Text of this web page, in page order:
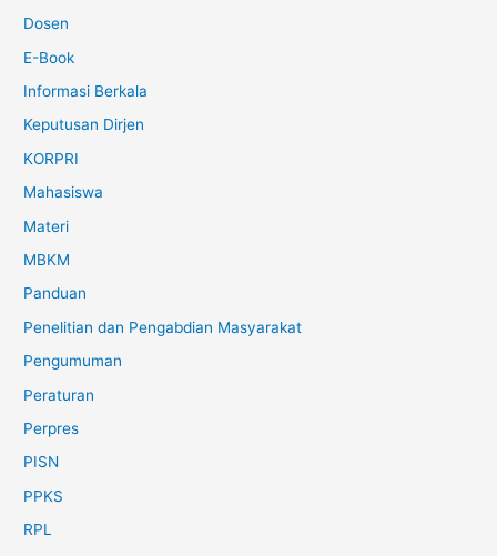
Dosen
E-Book
Informasi Berkala
Keputusan Dirjen
KORPRI
Mahasiswa
Materi
MBKM
Panduan
Penelitian dan Pengabdian Masyarakat
Pengumuman
Peraturan
Perpres
PISN
PPKS
RPL